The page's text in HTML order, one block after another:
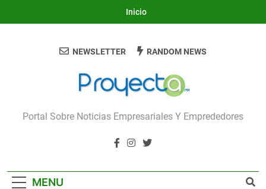
Inicio
Proyecta
Portal Sobre Noticias Empresariales Y Emprededores
NEWSLETTER RANDOM NEWS
MENU